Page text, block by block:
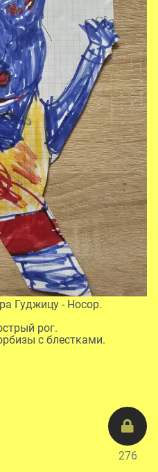
Гуджицу - Носор.
рог.
с блестками.
276